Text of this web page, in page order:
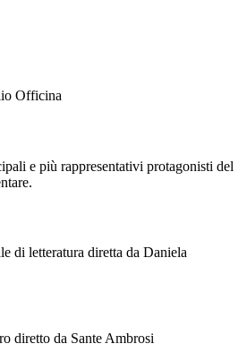
Officina
e più rappresentativi protagonisti del
di letteratura diretta da Daniela
diretto da Sante Ambrosi